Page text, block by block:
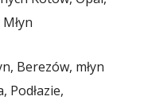
Berezów, młyn
Podłazie,